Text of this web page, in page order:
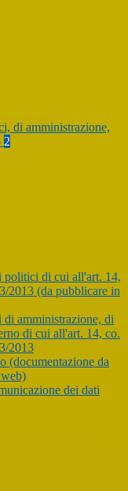
di amministrazione,
2
politici di cui all'art. 14,
2013 (da pubblicare in
amministrazione, di
di cui all'art. 14, co.
2013
(documentazione da
dei dati